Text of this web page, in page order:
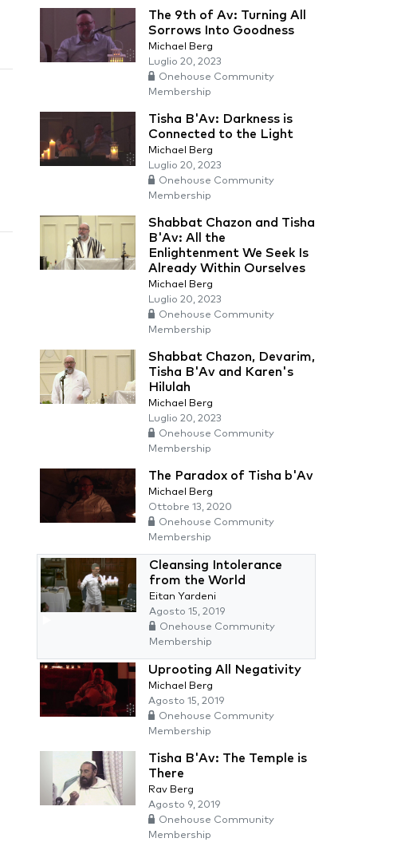
The 9th of Av: Turning All
Sorrows Into Goodness
Michael Berg
Luglio 20, 2023
Onehouse Community
Membership
Tisha B'Av: Darkness is
Connected to the Light
Michael Berg
Luglio 20, 2023
Onehouse Community
Membership
Shabbat Chazon and Tisha
B'Av: All the
Enlightenment We Seek Is
Already Within Ourselves
Michael Berg
Luglio 20, 2023
Onehouse Community
Membership
Shabbat Chazon, Devarim,
Tisha B'Av and Karen's
Hilulah
Michael Berg
Luglio 20, 2023
Onehouse Community
Membership
The Paradox of Tisha b'Av
Michael Berg
Ottobre 13, 2020
Onehouse Community
Membership
Cleansing Intolerance
from the World
Eitan Yardeni
Agosto 15, 2019
Onehouse Community
Membership
Uprooting All Negativity
Michael Berg
Agosto 15, 2019
Onehouse Community
Membership
Tisha B'Av: The Temple is
There
Rav Berg
Agosto 9, 2019
Onehouse Community
Membership